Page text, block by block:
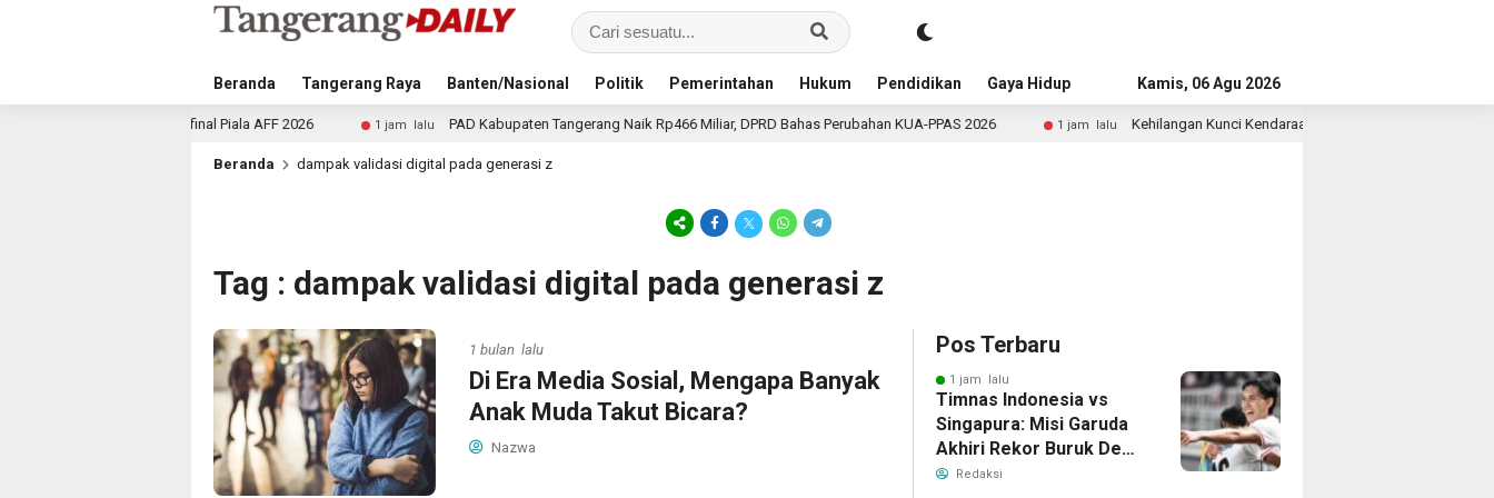
Beranda Tangerang Raya Banten/Nasional Politik Pemerintahan Hukum Pendidikan Gaya Hidup AdvertorialKamis, 06 Agu 2026
1 jam lalu PAD Kabupaten Tangerang Naik Rp466 Miliar, DPRD Bahas Perubahan KUA-PPAS 2026 1 jam lalu Kehilangan Kunci Kendaraan? Ini Langkah Tepat yang Perlu Dilakukan
Beranda dampak validasi digital pada generasi z
Tag : dampak validasi digital pada generasi z
1 bulan lalu
Di Era Media Sosial, Mengapa Banyak
Anak Muda Takut Bicara?
Nazwa
Pos Terbaru
1 jam lalu
Timnas Indonesia vs
Singapura: Misi Garuda
Akhiri Rekor Buruk Demi
Tiket Semifinal Piala AFF
Redaksi